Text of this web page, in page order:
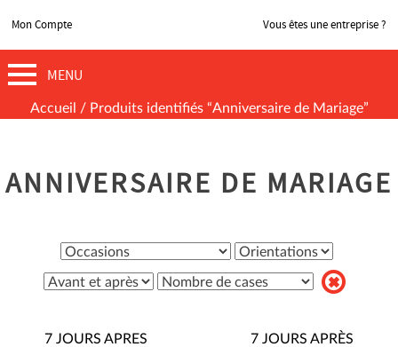
Mon Compte Vous êtes une entreprise ?
MENU
Accueil / Produits identifiés “Anniversaire de Mariage”
ANNIVERSAIRE DE MARIAGE
7 JOURS APRES
7 JOURS APRÈS